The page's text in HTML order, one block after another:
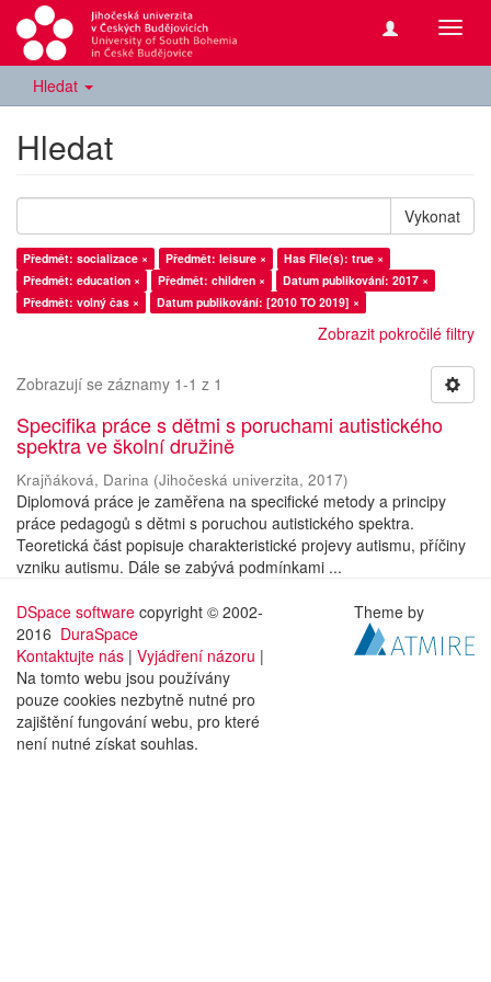
Hledat
Hledat
Vykonat
Předmět: socializace × Předmět: leisure ×
Has File(s): true ×
Předmět: education ×
Předmět: children ×
Datum publikování: 2017 ×
Předmět: volný čas ×
Datum publikování: [2010 TO 2019] ×
Zobrazit pokročilé filtry
Zobrazují se záznamy 1-1 z 1
Specifika práce s dětmi s poruchami autistického
spektra ve školní družině
Krajňáková, Darina (Jihočeská univerzita, 2017)
Diplomová práce je zaměřena na specifické metody a principy
práce pedagogů s dětmi s poruchou autistického spektra.
Teoretická část popisuje charakteristické projevy autismu, příčiny
vzniku autismu. Dále se zabývá podmínkami ...
DSpace software copyright © 2002-
2016 DuraSpace
Kontaktujte nás | Vyjádření názoru |
Na tomto webu jsou používány
pouze cookies nezbytně nutné pro
zajištění fungování webu, pro které
není nutné získat souhlas.
Theme by